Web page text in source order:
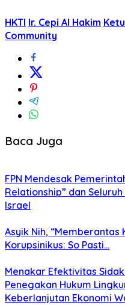
HKTI Ir. Cepi Al Hakim
Community
Baca Juga
FPN Mendesak
Relationship” dan
Israel
Asyik Nih, “Memberantas
Korupsinikus: So Pasti…
Menakar Efektivitas
Penegakan Hukum
Keberlanjutan Ekonomi